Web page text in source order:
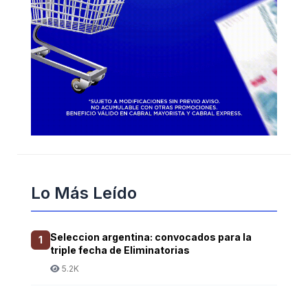
Lo Más Leído
1
Seleccion argentina: convocados para la
triple fecha de Eliminatorias
5.2K